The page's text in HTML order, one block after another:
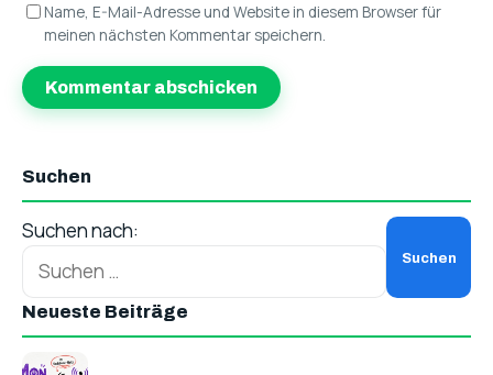
Name, E-Mail-Adresse und Website in diesem Browser für
meinen nächsten Kommentar speichern.
Suchen
Suchen nach:
Neueste Beiträge